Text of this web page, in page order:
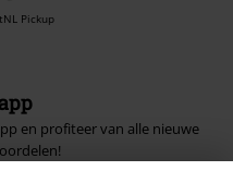
Pickup
en profiteer van alle nieuwe